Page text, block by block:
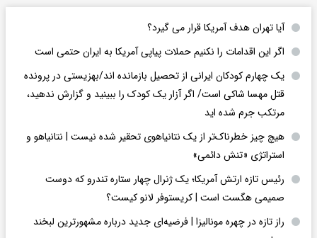
آیا تهران هدف آمریکا قرار می گیرد؟
اگر این اقدامات را نکنیم حملات پیاپی آمریکا به ایران حتمی است
یک چهارم کودکان ایرانی از تحصیل بازمانده اند/بهزیستی در پرونده
قتل مهسا شاکی است/ اگر آزار یک کودک را ببینید و گزارش ندهید،
مرتکب جرم شده اید
هیچ چیز خطرناک‌تر از یک نتانیاهوی تحقیر شده نیست | نتانیاهو و
استراتژی «تنش دائمی»
رئیس تازه ارتش آمریکا؛ یک ژنرال چهار ستاره تندرو که دوست
صمیمی هگست است | کریستوفر لانو کیست؟
راز تازه در چهره مونالیزا | فرضیه‌ای جدید درباره مشهورترین لبخند